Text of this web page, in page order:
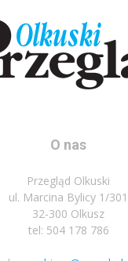
O nas
Przegląd Olkuski
ul. Marcina Bylicy 1/301
32-300 Olkusz
tel: 504 178 786